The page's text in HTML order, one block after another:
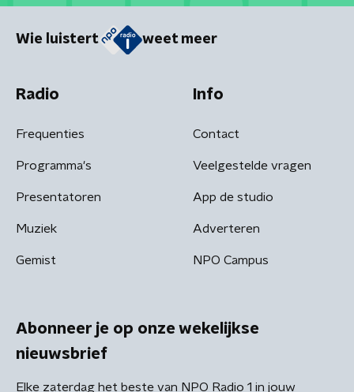
Wie luistert weet meer
Radio
Frequenties
Programma's
Presentatoren
Muziek
Gemist
Info
Contact
Veelgestelde vragen
App de studio
Adverteren
NPO Campus
Abonneer je op onze wekelijkse
nieuwsbrief
Elke zaterdag het beste van NPO Radio 1 in jouw